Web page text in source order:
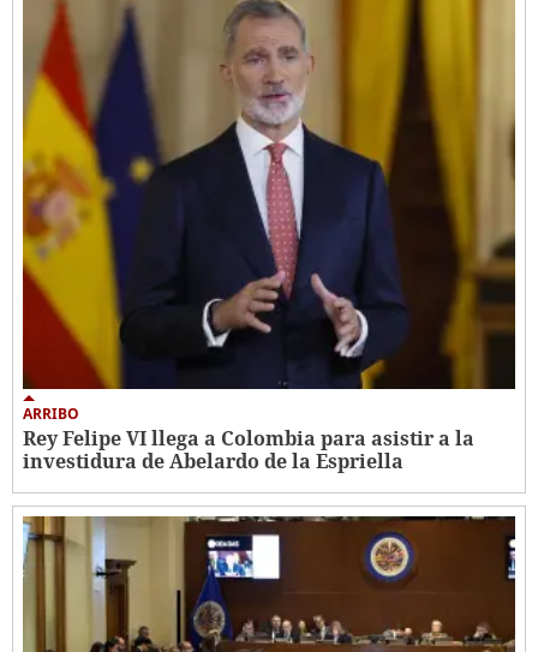
ARRIBO
Rey Felipe VI llega a Colombia para asistir a la
investidura de Abelardo de la Espriella